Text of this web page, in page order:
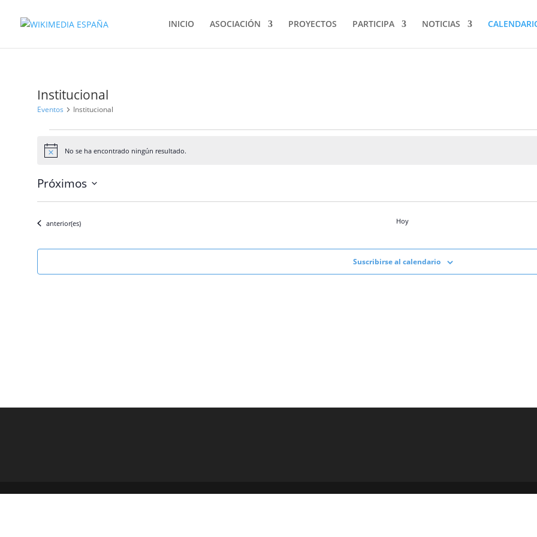
INICIO ASOCIACIÓN PROYECTOS PARTICIPA NOTICIAS
Institucional
Eventos Institucional
Eventos
Aviso No se ha encontrado ningún resultado.
Próximos
fecha.
Eventos
anterior(es) Hoy
Suscribirse al calendario